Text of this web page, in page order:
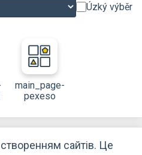
Úzký výběr
main_page-
pexeso
сайтів. Це